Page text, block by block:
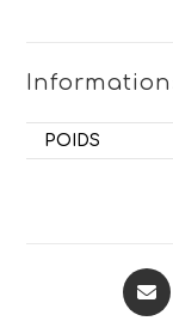
POIDS
Opens
in